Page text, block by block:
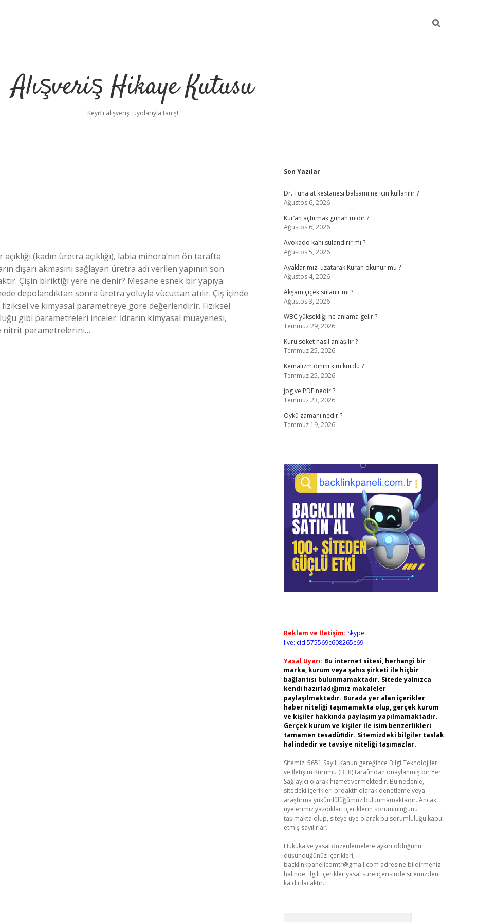
Alışveriş Hikaye Kutusu
Keyifli alışveriş tüyolarıyla tanış!
açıklığı (kadın üretra açıklığı), labia minora’nın ön tarafta
dışarı akmasını sağlayan üretra adı verilen yapının son
Çişin biriktiği yere ne denir? Mesane esnek bir yapıya
depolandıktan sonra üretra yoluyla vücuttan atılır. Çiş içinde
ve kimyasal parametreye göre değerlendirir. Fiziksel
gibi parametreleri inceler. İdrarın kimyasal muayenesi,
nitrit parametrelerini…
Sidebar
Son Yazılar
Dr. Tuna at kestanesi balsamı ne için kullanılır ?
Ağustos 6, 2026
Kur’an açtırmak günah mıdır ?
Ağustos 6, 2026
Avokado kanı sulandırır mı ?
Ağustos 5, 2026
Ayaklarımızı uzatarak Kuran okunur mu ?
Ağustos 4, 2026
Akşam çiçek sulanır mı ?
Ağustos 3, 2026
WBC yüksekliği ne anlama gelir ?
Temmuz 29, 2026
Kuru soket nasıl anlaşılır ?
Temmuz 25, 2026
Kemalizm dinini kim kurdu ?
Temmuz 25, 2026
jpg ve PDF nedir ?
Temmuz 23, 2026
Öykü zamanı nedir ?
Temmuz 19, 2026
Reklam ve İletişim: Skype:
live:.cid.575569c608265c69
Yasal Uyarı: Bu internet sitesi, herhangi bir
marka, kurum veya şahıs şirketi ile hiçbir
bağlantısı bulunmamaktadır. Sitede yalnızca
kendi hazırladığımız makaleler
paylaşılmaktadır. Burada yer alan içerikler
haber niteliği taşımamakta olup, gerçek kurum
ve kişiler hakkında paylaşım yapılmamaktadır.
Gerçek kurum ve kişiler ile isim benzerlikleri
tamamen tesadüfidir. Sitemizdeki bilgiler taslak
halindedir ve tavsiye niteliği taşımazlar.
Sitemiz, 5651 Sayılı Kanun gereğince Bilgi Teknolojileri
ve İletişim Kurumu (BTK) tarafından onaylanmış bir Yer
Sağlayıcı olarak hizmet vermektedir. Bu nedenle,
sitedeki içerikleri proaktif olarak denetleme veya
araştırma yükümlülüğümüz bulunmamaktadır. Ancak,
üyelerimiz yazdıkları içeriklerin sorumluluğunu
taşımakta olup, siteye üye olarak bu sorumluluğu kabul
etmiş sayılırlar.
Hukuka ve yasal düzenlemelere aykırı olduğunu
düşündüğünüz içerikleri,
backlinkpanelicomtr@gmail.com adresine bildirmeniz
halinde, ilgili içerikler yasal süre içerisinde sitemizden
kaldırılacaktır.